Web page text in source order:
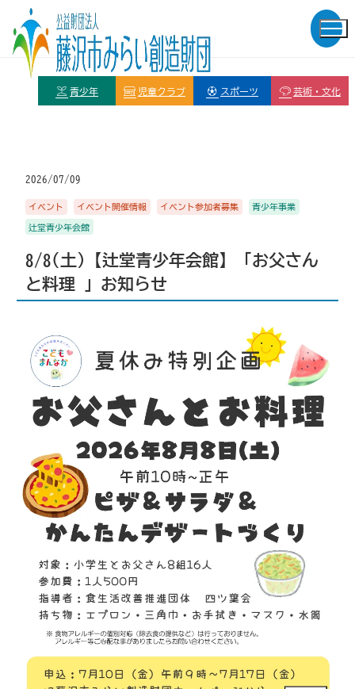
青少年 児童クラブ スポーツ 芸術・文化
2026/07/09
イベント イベント開催情報 イベント参加者募集 青少年事業
辻堂青少年会館
8/8(土)【辻堂青少年会館】「お父さん
と料理 」お知らせ